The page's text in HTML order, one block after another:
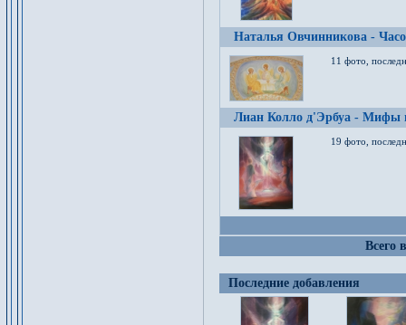
Наталья Овчинникова -
11 фото,
Лиан Колло д'Эрбуа - Мифы
19 фото,
Всего
Последние добавления